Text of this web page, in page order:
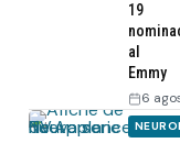
19
al
Emmy
6